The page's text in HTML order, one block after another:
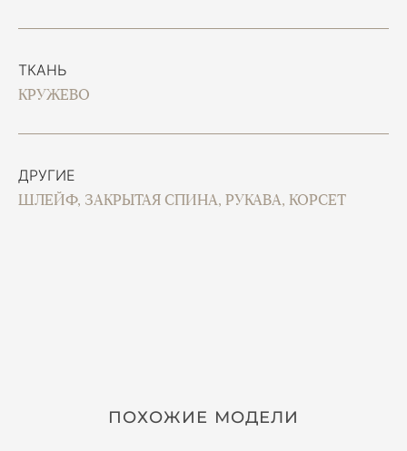
ТКАНЬ
КРУЖЕВО
ДРУГИЕ
ШЛЕЙФ, ЗАКРЫТАЯ СПИНА, РУКАВА, КОРСЕТ
ПОХОЖИЕ МОДЕЛИ